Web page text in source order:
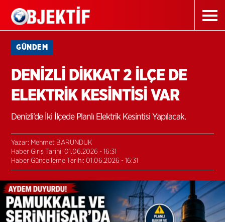
GÜNDEM
DENİZLİ DİKKAT 2 İLÇE DE
ELEKTRİK KESİNTİSİ VAR
Denizli’de İki İlçede Planlı Elektrik Kesintisi Yapılacak.
Yazar: Mehmet BARUNDUK
Haber Giriş Tarihi: 01.06.2026 - 16:31
Haber Güncelleme Tarihi: 01.06.2026 - 16:31